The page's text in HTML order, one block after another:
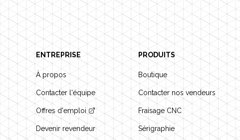
ENTREPRISE
À propos
Contacter l'équipe
Offres d'emploi
Devenir revendeur
PRODUITS
Boutique
Contacter nos vendeurs
Fraisage CNC
Sérigraphie